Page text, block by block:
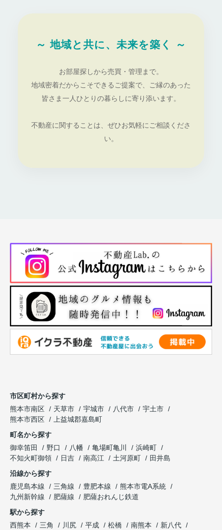
～ 地域と共に、未来を築く ～
お部屋探しから売買・管理まで。
地域密着だからこそできるご提案で、ご縁のあった
皆さま一人ひとりの暮らしに寄り添います。
不動産に関することは、ぜひお気軽にご相談くださ
い。
市区町村から探す
熊本市南区
天草市 宇城市 八代市
宇土市
熊本市西区
上益城郡嘉島町
町名から探す
御幸笛田
野口 八幡 亀場町亀川
浜崎町
不知火町御領
日吉 南高江 土河原町
田井島
沿線から探す
鹿児島本線
三角線 豊肥本線
熊本市電A系統
九州新幹線
肥薩線
肥薩おれんじ鉄道
駅から探す
西熊本
三角 川尻 平成 松橋 南熊本
新八代